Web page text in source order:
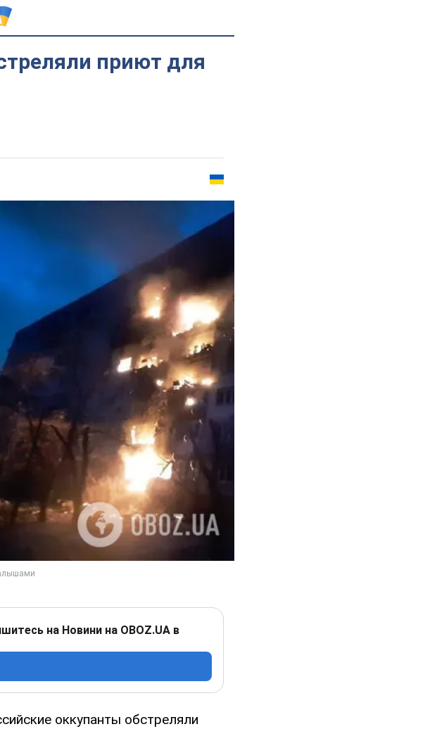
приют для
на Новини на OBOZ.UA в
оккупанты обстреляли